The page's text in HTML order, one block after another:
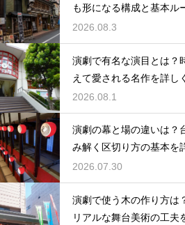
も形になる構成と基本ル
説
2026.08.3
演劇で有名な演目とは？
えて愛される名作を詳し
2026.08.1
演劇の幕と場の違いは？
み解く区切り方の基本を
説
2026.07.30
演劇で使う木の作り方は
リアルな舞台美術の工夫